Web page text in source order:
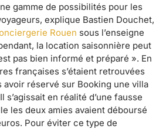
gamme de possibilités pour les
explique Bastien Douchet,
Rouen sous l’enseigne
la location saisonnière peut
pas bien informé et préparé ». En
françaises s’étaient retrouvées
avoir réservé sur Booking une villa
s’agissait en réalité d’une fausse
les deux amies avaient déboursé
Pour éviter ce type de